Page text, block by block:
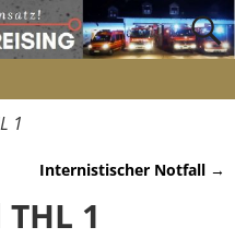
1
Internistischer Notfall →
1